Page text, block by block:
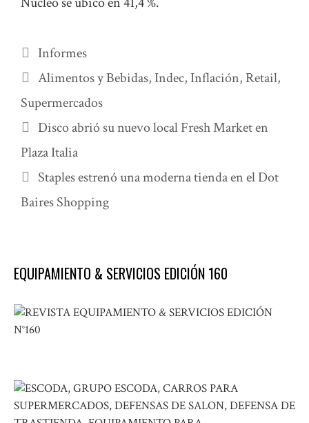
Categorías
Informes
Etiquetas
Alimentos y Bebidas, Indec, Inflación, Retail,
Supermercados
Disco abrió su nuevo local Fresh Market en
Plaza Italia
Staples estrenó una moderna tienda en el Dot
Baires Shopping
EQUIPAMIENTO & SERVICIOS EDICIÓN 160